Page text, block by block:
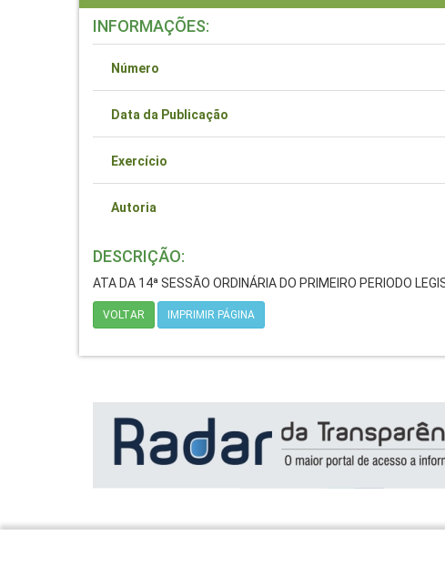
INFORMAÇÕES:
Número
Data da Publicação
Exercício
Autoria
DESCRIÇÃO:
ATA DA 14ª SESSÃO ORDINÁRIA DO PRIMEIRO PERIODO
VOLTAR IMPRIMIR PÁGINA